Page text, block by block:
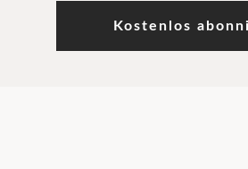
Kostenlos